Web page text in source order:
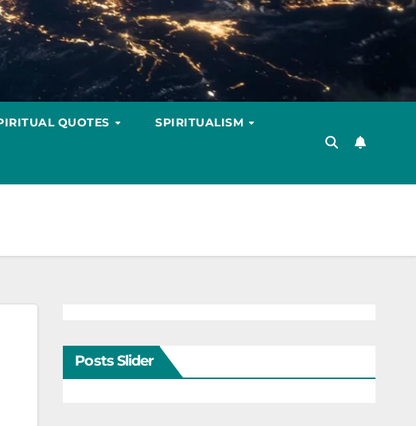
QUOTES SPIRITUALISM
Posts Slider